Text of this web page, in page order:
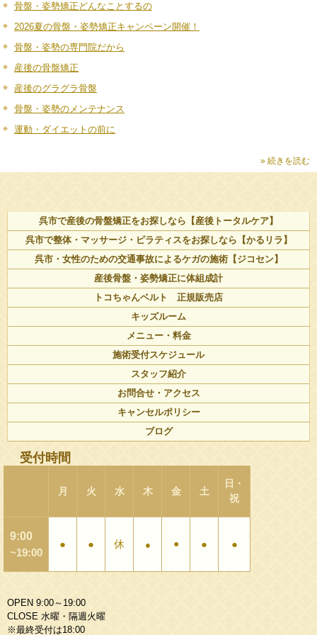
骨盤・姿勢矯正どんなことするの
2026夏の骨盤・姿勢矯正キャンペーン開催！
骨盤・姿勢の専門院だから
産後の骨盤矯正
産後のグラグラ骨盤
骨盤・姿勢のメンテナンス
運動・ダイエットの前に
» 続きを読む
呉市で産後の骨盤矯正をお探しなら【産後トータルケア】
呉市で整体・マッサージ・ピラティスをお探しなら【かるリラ】
呉市・女性のための交通事故によるケガの施術【ジコセン】
産後骨盤・姿勢矯正に体組成計
トコちゃんベルト 正規販売店
キッズルーム
メニュー・料金
施術受付スケジュール
スタッフ紹介
お問合せ・アクセス
キャンセルポリシー
ブログ
受付時間
月 火 水 木 金 土
日・
祝
9:00
~19:00
● ● 休 ● ● ● ●
OPEN 9:00～19:00
CLOSE 水曜・隔週火曜
※最終受付は18:00